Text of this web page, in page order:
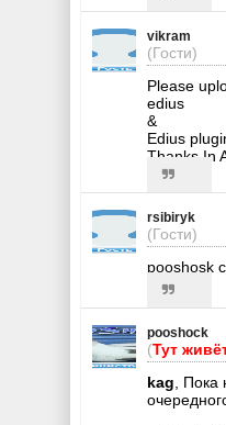
vikram
(Гости)
Please
edius
&
Edius
Thanks In
rsibiryk
(Гости)
pooshosk
pooshock
(Тут
kag ,